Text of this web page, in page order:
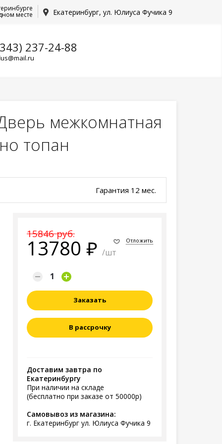
Екатеринбург, ул. Юлиуса Фучика 9
месте
237-24-88
межкомнатная
топан
Гарантия 12 мес.
15846 руб.
13780 /шт
Отложить
Заказать
В рассрочку
Доставим завтра по
Екатеринбургу
При наличии на складе
(бесплатно при заказе от 50000р)
Самовывоз из магазина:
г. Екатеринбург ул. Юлиуса Фучика 9